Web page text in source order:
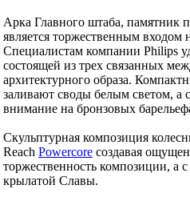
Арка Главного штаба, памятник
является торжественным
Специалистам компании Philips
состоящей из трех связанных
архитектурного образа.
заливают своды белым светом, а
внимание на бронзовых
Скульптурная композиция
Reach Powercore создавая
торжественность композиции, а
крылатой Славы.